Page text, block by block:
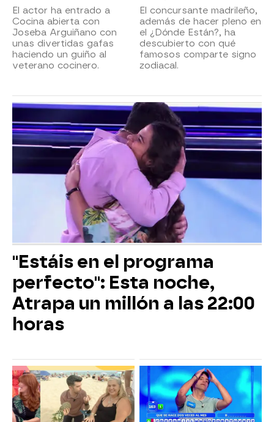
El actor ha entrado a
Cocina abierta con
Joseba Arguiñano con
unas divertidas gafas
haciendo un guiño al
veterano cocinero.
El concursante madrileño,
además de hacer pleno en
el ¿Dónde Están?, ha
descubierto con qué
famosos comparte signo
zodiacal.
"Estáis en el programa
perfecto": Esta noche,
Atrapa un millón a las 22:00
horas